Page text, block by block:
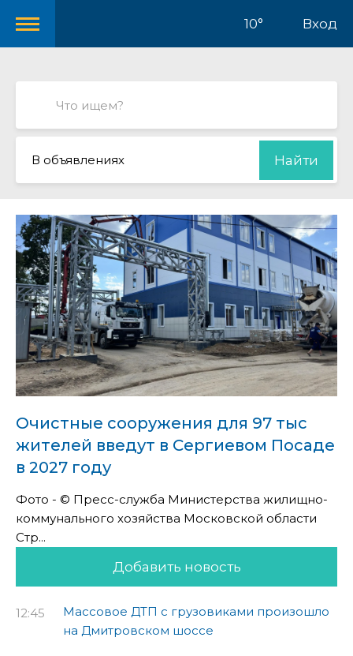
10° Вход
В объявлениях Найти
Очистные сооружения для 97 тыс
жителей введут в Сергиевом Посаде
в 2027 году
Фото - © Пресс-служба Министерства жилищно-
коммунального хозяйства Московской области
Стр...
Добавить новость
12:45
Массовое ДТП с грузовиками произошло
на Дмитровском шоссе